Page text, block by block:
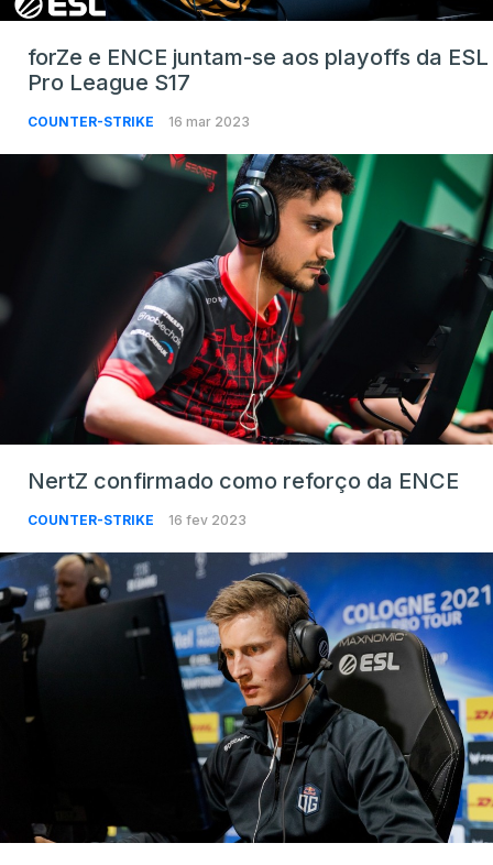
forZe e ENCE juntam-se aos playoffs da ESL
Pro League S17
COUNTER-STRIKE 16 mar 2023
NertZ confirmado como reforço da ENCE
COUNTER-STRIKE 16 fev 2023